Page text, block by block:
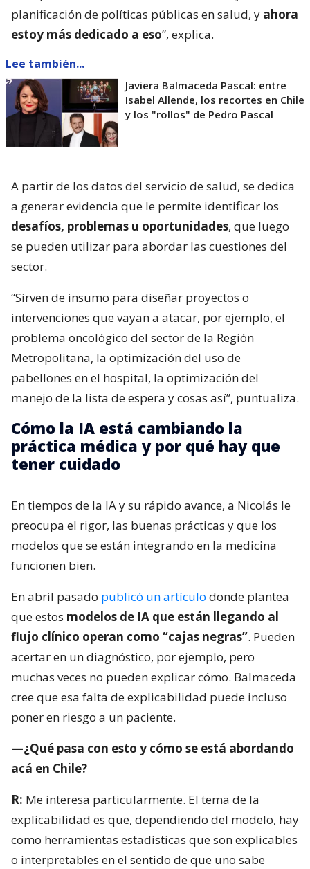
planificación de políticas públicas en salud, y ahora
estoy más dedicado a eso”, explica.
Lee también...
Javiera Balmaceda Pascal: entre
Isabel Allende, los recortes en Chile
y los "rollos" de Pedro Pascal
A partir de los datos del servicio de salud, se dedica
a generar evidencia que le permite identificar los
desafíos, problemas u oportunidades, que luego
se pueden utilizar para abordar las cuestiones del
sector.
“Sirven de insumo para diseñar proyectos o
intervenciones que vayan a atacar, por ejemplo, el
problema oncológico del sector de la Región
Metropolitana, la optimización del uso de
pabellones en el hospital, la optimización del
manejo de la lista de espera y cosas así”, puntualiza.
Cómo la IA está cambiando la
práctica médica y por qué hay que
tener cuidado
En tiempos de la IA y su rápido avance, a Nicolás le
preocupa el rigor, las buenas prácticas y que los
modelos que se están integrando en la medicina
funcionen bien.
En abril pasado publicó un artículo donde plantea
que estos modelos de IA que están llegando al
flujo clínico operan como “cajas negras”. Pueden
acertar en un diagnóstico, por ejemplo, pero
muchas veces no pueden explicar cómo. Balmaceda
cree que esa falta de explicabilidad puede incluso
poner en riesgo a un paciente.
—¿Qué pasa con esto y cómo se está abordando
acá en Chile?
R: Me interesa particularmente. El tema de la
explicabilidad es que, dependiendo del modelo, hay
como herramientas estadísticas que son explicables
o interpretables en el sentido de que uno sabe